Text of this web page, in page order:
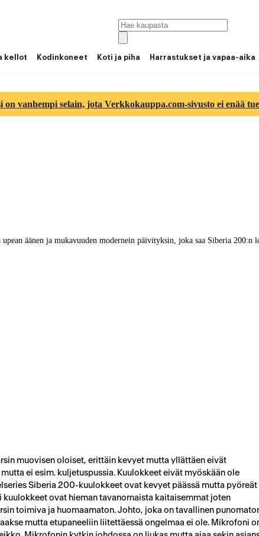
kellot Kodinkoneet Koti ja piha Harrastukset ja vapaa-aika
on vanhempi selain, jota Verkkokauppa.com-sivusto ei enää
äänen ja mukavuuden modernein päivityksin, joka saa Siberia 200:n
muovisen oloiset, erittäin kevyet mutta yllättäen eivät
ei esim. kuljetuspussia. Kuulokkeet eivät myöskään ole
Siberia 200-kuulokkeet ovat kevyet päässä mutta pyöreät
ovat hieman tavanomaista kaitaisemmat joten
toimiva ja huomaamaton. Johto, joka on tavallinen
mutta etupaneeliin liitettäessä ongelmaa ei ole. Mikrofoni